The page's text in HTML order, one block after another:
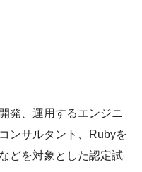
発、運用するエンジニ
ンサルタント、Rubyを
どを対象とした認定試